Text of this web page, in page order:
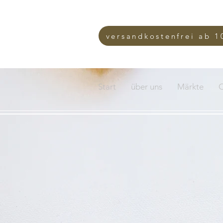
Start über uns Märkte
versandkostenfrei ab